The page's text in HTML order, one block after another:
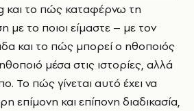
και το πώς καταφέρνω τη
με το ποιοι είμαστε – με τον
και το πώς μπορεί ο ηθοποιός
μέσα στις ιστορίες, αλλά
Το πώς γίνεται αυτό έχει να
επίμονη και επίπονη διαδικασία,